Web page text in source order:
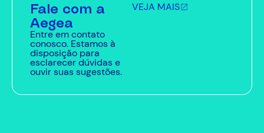
Fale com a
Aegea
Entre em contato
conosco. Estamos à
disposição para
esclarecer dúvidas e
ouvir suas sugestões.
VEJA MAIS